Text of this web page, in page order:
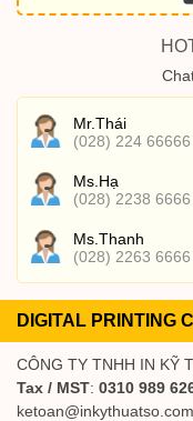
Mr.Thái
(028) 224 66666
Ms.Hạ
(028) 2238 6666
Ms.Thanh
(028) 2263 6666
DIGITAL PRINTING
CÔNG TY TNHH IN KỸ
Tax / MST: 0310 989
ketoan@inkythuatso.com